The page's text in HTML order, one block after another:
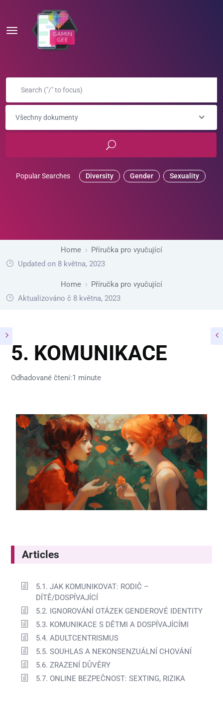
Všechny dokumenty
Popular Searches Diversity Gender Sexuality
Home
Příručka pro vyučující
Updated on 8 května, 2023
Home
Příručka pro vyučující
Aktualizováno č 8 května, 2023
5. KOMUNIKACE
Odhadované čtení:1 minute
Articles
5.1. JAK KOMUNIKOVAT: RODIČ –
DÍTĚ/DOSPÍVAJÍCÍ
5.2. IGNOROVÁNÍ OTÁZEK GENDEROVÉ IDENTITY
5.3. KOMUNIKACE S DĚTMI A DOSPÍVAJÍCÍMI
5.4. ADULTCENTRISMUS
5.5. SOUHLAS A NEKONSENZUÁLNÍ CHOVÁNÍ
5.6. ZRAZENÍ DŮVĚRY
5.7. ONLINE BEZPEČNOST: SEXTING, RIZIKA